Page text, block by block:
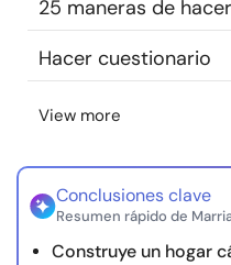
Encuentra un terapeuta
Idioma
Sobre nosotros Contáctanos
nosotros
25 maneras de
Hacer cuestionario
View more
Conclusiones clave
Resumen rápido de
Construye un hogar